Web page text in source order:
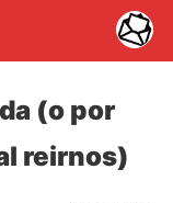
(o por
reirnos)